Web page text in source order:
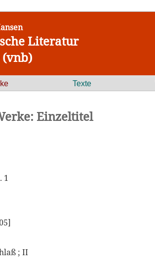
Literatur
Texte
Einzeltitel
1
; II